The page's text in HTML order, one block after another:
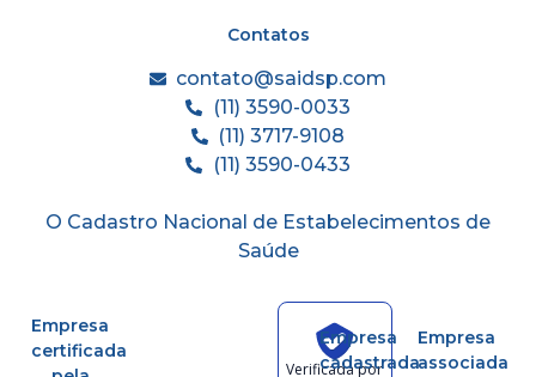
Contatos
contato@saidsp.com
(11) 3590-0033
(11) 3717-9108
(11) 3590-0433
O Cadastro Nacional de Estabelecimentos de
Saúde
Empresa
certificada
Verificada por
Empresa
cadastrada
Empresa
associada